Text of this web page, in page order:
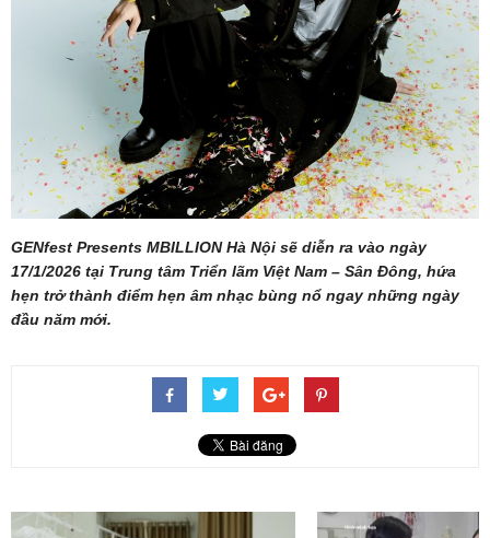
GENfest Presents MBILLION Hà Nội sẽ diễn ra vào ngày
17/1/2026 tại Trung tâm Triển lãm Việt Nam – Sân Đông, hứa
hẹn trở thành điểm hẹn âm nhạc bùng nổ ngay những ngày
đầu năm mới.